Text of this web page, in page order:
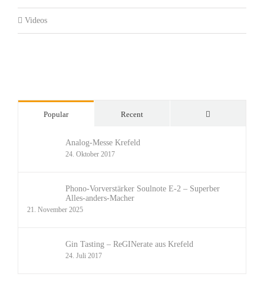
Videos
Popular Recent
Analog-Messe Krefeld
24. Oktober 2017
Phono-Vorverstärker Soulnote E-2 – Superber
Alles-anders-Macher
21. November 2025
Gin Tasting – ReGINerate aus Krefeld
24. Juli 2017